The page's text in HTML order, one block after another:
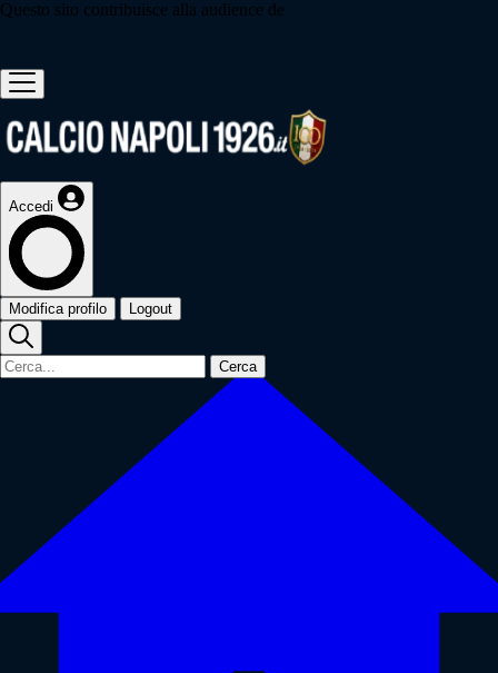
Questo sito contribuisce alla audience de
Accedi
Modifica profilo Logout
Cerca